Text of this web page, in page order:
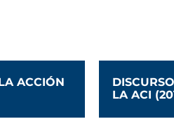
ACCIÓN
LA ACI